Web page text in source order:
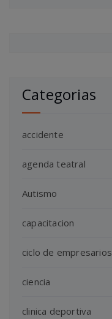
Categorias
accidente
agenda teatral
Autismo
capacitacion
ciclo de empresarios
ciencia
clinica deportiva